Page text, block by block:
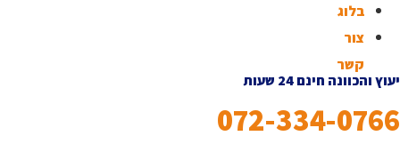
בלוג
צור
קשר
יעוץ והכוונה חינם 24 שעות
072-334-0766